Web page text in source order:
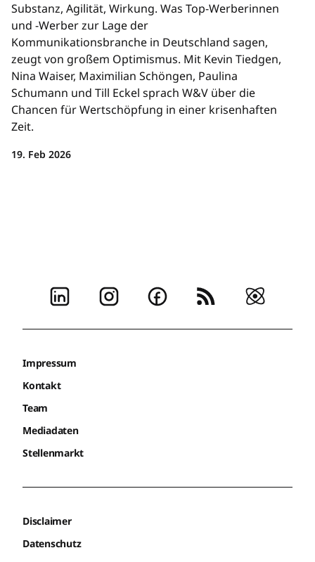
Substanz, Agilität, Wirkung. Was Top-Werberinnen
und -Werber zur Lage der
Kommunikationsbranche in Deutschland sagen,
zeugt von großem Optimismus. Mit Kevin Tiedgen,
Nina Waiser, Maximilian Schöngen, Paulina
Schumann und Till Eckel sprach W&V über die
Chancen für Wertschöpfung in einer krisenhaften
Zeit.
19. Feb 2026
Impressum
Kontakt
Team
Mediadaten
Stellenmarkt
Disclaimer
Datenschutz